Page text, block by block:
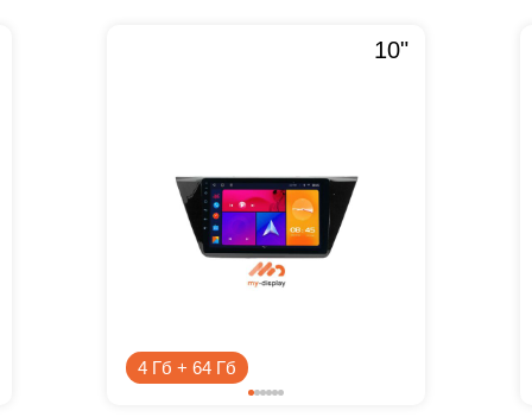
4 Гб + 64 Гб
10"